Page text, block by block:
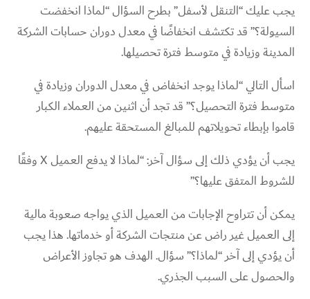
يجب عليك “التنقل لأسفل” بطرح السؤال “لماذا انخفضت
السيولة؟” قد تكتشف انخفاضًا في معدل دوران حسابات الشركة
المدينة وزيادة في متوسط ​​فترة تحصيلها.
اسأل التالي “لماذا يوجد انخفاض في معدل الدوران وزيادة في
متوسط ​​فترة التحصيل؟” قد تجد أن اثنين من العملاء الكبار
قاموا بإبطاء تحويلاتهم للمبالغ المستحقة عليهم.
يجب أن يؤدي ذلك إلى سؤال آخر: “لماذا لا يدفع العميل X وفقًا
للشروط المتفق عليها؟”
يمكن أن تتراوح الإجابات من العميل الذي يواجه صعوبة مالية
إلى العميل غير راض عن منتجات الشركة أو خدماتها. هذا يجب
أن يؤدي إلى آخر “لماذا؟” سؤال. الهدف هو تجاوز الأعراض
والحصول على السبب الجذري.